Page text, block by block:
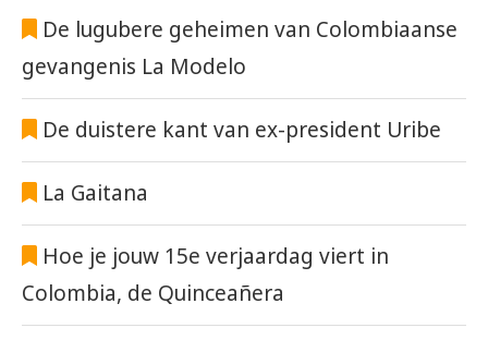
De lugubere geheimen van Colombiaanse
gevangenis La Modelo
De duistere kant van ex-president Uribe
La Gaitana
Hoe je jouw 15e verjaardag viert in
Colombia, de Quinceañera